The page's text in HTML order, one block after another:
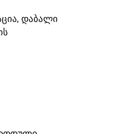
დაბალი